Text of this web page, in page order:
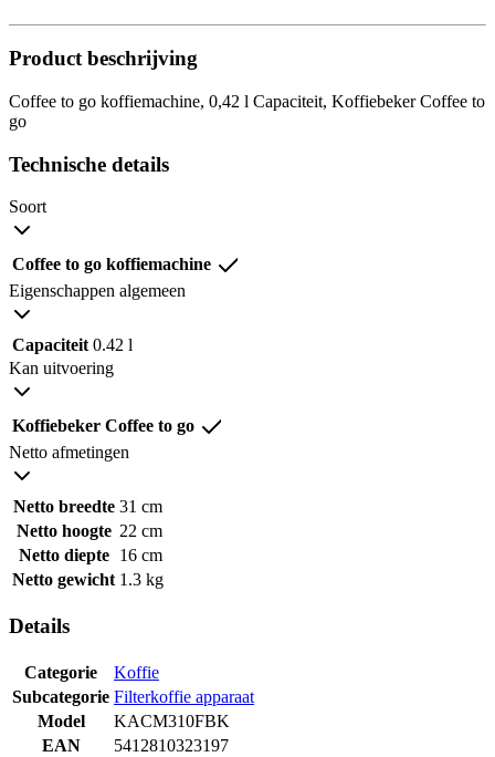
Product beschrijving
Coffee to go koffiemachine, 0,42 l Capaciteit, Koffiebeker Coffee to
go
Technische details
Soort
Coffee to go koffiemachine
Eigenschappen algemeen
Capaciteit 0.42 l
Kan uitvoering
Koffiebeker Coffee to go
Netto afmetingen
Netto breedte 31 cm
Netto hoogte 22 cm
Netto diepte
16 cm
Netto gewicht 1.3 kg
Details
Categorie
Koffie
Subcategorie Filterkoffie apparaat
Model
KACM310FBK
EAN
5412810323197